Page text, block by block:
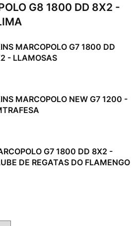
G8 1800 DD 8X2 -
MARCOPOLO G7 1800 DD
- LLAMOSAS
MARCOPOLO NEW G7 1200 -
G7 1800 DD 8X2 -
DE REGATAS DO FLAMENGO